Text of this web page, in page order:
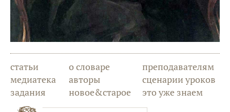
статьи
медиатека
задания
о словаре
авторы
новое&старое
преподавателям
сценарии уроков
это уже знаем